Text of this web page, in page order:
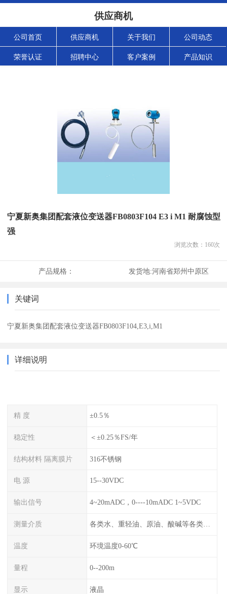
供应商机
公司首页 供应商机 关于我们 公司动态
荣誉认证 招聘中心 客户案例 产品知识
宁夏新奥集团配套液位变送器FB0803F104 E3 i M1 耐腐蚀型
强
浏览次数： 160次
产品规格： 发货地:河南省郑州中原区
关键词
宁夏新奥集团配套液位变送器FB0803F104,E3,i,M1
详细说明
精 度 ±0.5％
稳定性 ＜±0.25％FS/年
结构材料 隔离膜片 316不锈钢
电 源 15--30VDC
输出信号 4~20mADC，0----10mADC 1~5VDC
测量介质 各类水、重轻油、原油、酸碱等各类腐蚀液
温度 环境温度0-60℃
量程 0--200m
显示 液晶